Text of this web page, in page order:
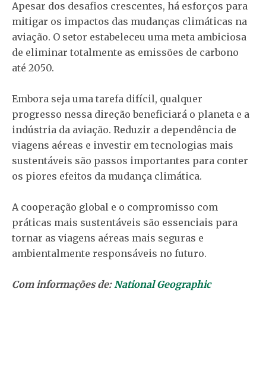
Apesar dos desafios crescentes, há esforços para
mitigar os impactos das mudanças climáticas na
aviação. O setor estabeleceu uma meta ambiciosa
de eliminar totalmente as emissões de carbono
até 2050.
Embora seja uma tarefa difícil, qualquer
progresso nessa direção beneficiará o planeta e a
indústria da aviação. Reduzir a dependência de
viagens aéreas e investir em tecnologias mais
sustentáveis são passos importantes para conter
os piores efeitos da mudança climática.
A cooperação global e o compromisso com
práticas mais sustentáveis são essenciais para
tornar as viagens aéreas mais seguras e
ambientalmente responsáveis no futuro.
Com informações de: National Geographic